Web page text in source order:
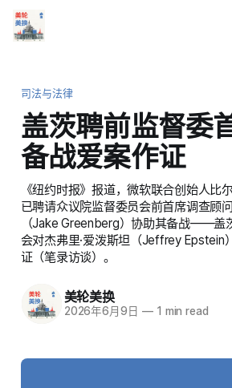
司法与法律
盖茨聘前监督委
备战爱案作证
《纽约时报》报道，微软联合创始人比
已聘请众议院监督委员会前首席调查顾
（Jake Greenberg）协助其备战——盖
会对杰弗里·爱泼斯坦（Jeffrey Epstein
证（笔录访谈）。
美轮美换
2026年6月9日 —1 min read